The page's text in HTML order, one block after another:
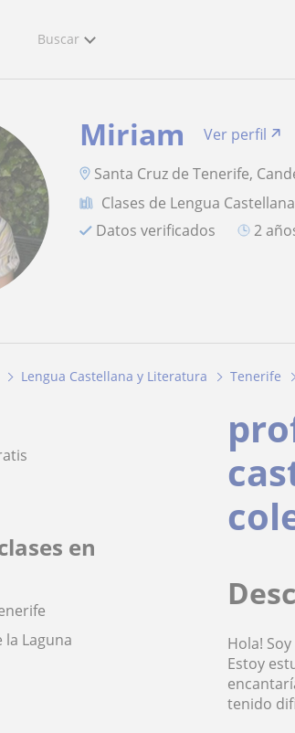
Buscar
Miriam
Ver perfil
Santa Cruz de Tenerife,
Clases de Lengua
Datos verificados
2
Lengua Castellana y Literatura Tenerife
en
la Laguna
Hola!
Estoy
tenido